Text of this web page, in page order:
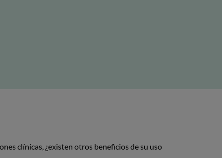
clínicas, ¿existen otros beneficios de su uso